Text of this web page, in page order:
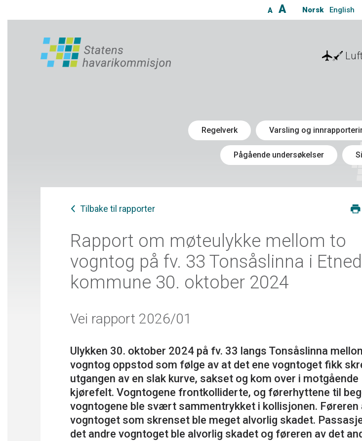
A A Norsk English
Regelverk Varsling og
Pågående undersøkelser
Tilbake til rapporter
Rapport om møteulykke mellom to
vogntog på fv. 33 Tonsåslinna i
kommune 30. oktober 2024
Vei rapport 2026/01
Ulykken 30. oktober 2024 på fv. 33 langs Tonsåslinna
vogntog oppstod som følge av at det ene vogntoget fikk
utgangen av en slak kurve, sakset og kom over i motgående
kjørefelt. Vogntogene frontkolliderte, og førerhyttene til
vogntogene ble svært sammentrykket i kollisjonen. Føreren
vogntoget som skrenset ble meget alvorlig skadet.
det andre vogntoget ble alvorlig skadet og føreren av det